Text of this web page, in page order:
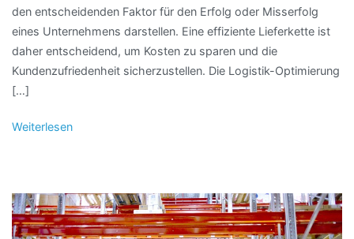
den entscheidenden Faktor für den Erfolg oder Misserfolg
eines Unternehmens darstellen. Eine effiziente Lieferkette ist
daher entscheidend, um Kosten zu sparen und die
Kundenzufriedenheit sicherzustellen. Die Logistik-Optimierung
[…]
Weiterlesen